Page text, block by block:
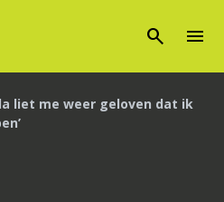
search menu
liet me weer geloven dat ik